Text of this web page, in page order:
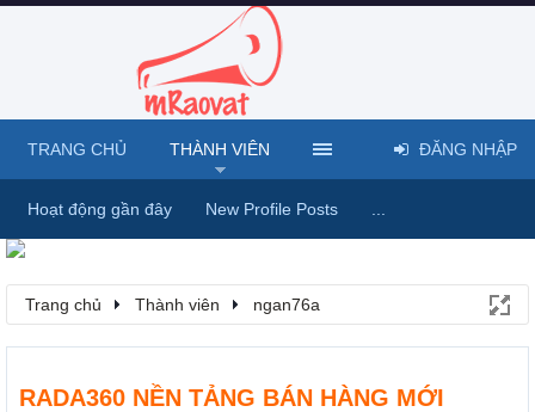
Trang chủ Thành viên ngan76a
RADA360 NỀN TẢNG BÁN HÀNG MỚI
TRANG CHỦ THÀNH VIÊN
Hoạt động gần đây New Profile Posts
ĐĂNG NHẬP